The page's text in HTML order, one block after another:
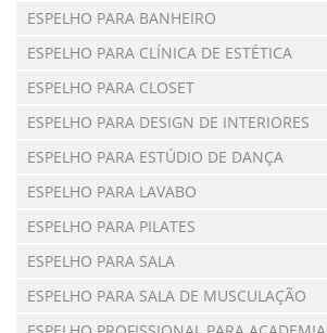
ESPELHO PARA BANHEIRO
ESPELHO PARA CLÍNICA DE ESTÉTICA
ESPELHO PARA CLOSET
ESPELHO PARA DESIGN DE INTERIORES
ESPELHO PARA ESTÚDIO DE DANÇA
ESPELHO PARA LAVABO
ESPELHO PARA PILATES
ESPELHO PARA SALA
ESPELHO PARA SALA DE MUSCULAÇÃO